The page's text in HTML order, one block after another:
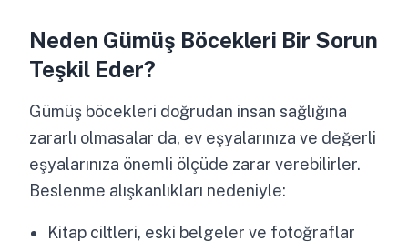
Neden Gümüş Böcekleri Bir Sorun
Teşkil Eder?
Gümüş böcekleri doğrudan insan sağlığına
zararlı olmasalar da, ev eşyalarınıza ve değerli
eşyalarınıza önemli ölçüde zarar verebilirler.
Beslenme alışkanlıkları nedeniyle:
Kitap ciltleri, eski belgeler ve fotoğraflar